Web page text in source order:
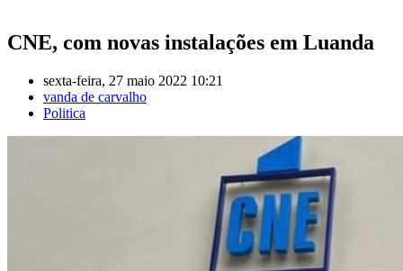
CNE, com novas instalações em Luanda
sexta-feira, 27 maio 2022 10:21
vanda de carvalho
Politica